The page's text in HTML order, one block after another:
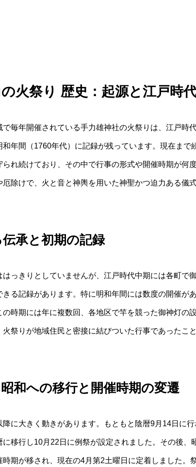
火祭り 歴史：起源と江戸時
毎年開催されている手力雄神社の火祭りは、江戸時
年間（1760年代）に記録が残っています。現在まで
れ続けており、その中で行事の形式や開催時期が何
厄除けで、火と音と神輿を用いた神聖かつ迫力ある儀
承と初期の記録
っきりとしていませんが、江戸時代中期には各町で
きる記録があります。特に明和年間には数度の開催が
時期には年に複数回、各地区で竿を競った御神灯の
祭りが地域住民と密接に結びついた行事であったこ
和への移行と開催時期の変遷
に大きく動きがあります。もともと陰暦9月14日に
に移行し10月22日に例祭が設定されました。その後、
時期が移され、現在の4月第2土曜日に定着しました。